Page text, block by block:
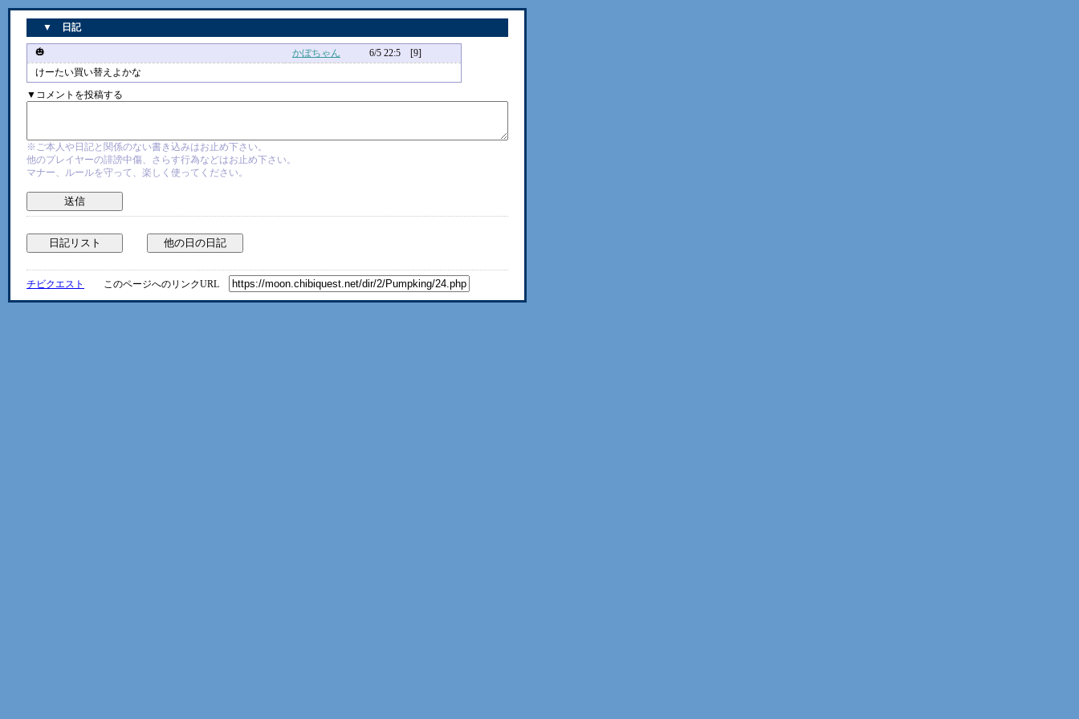
▼ 日記
🎃 かぼちゃん 6/5 22:5 [9]
けーたい買い替えよかな
▼コメントを投稿する
※ご本人や日記と関係のない書き込みはお止め下さい。
他のプレイヤーの誹謗中傷、さらす行為などはお止め下さい。
マナー、ルールを守って、楽しく使ってください。
チビクエスト このページへのリンクURL